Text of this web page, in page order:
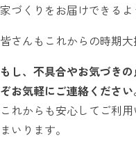
家づくりをお届けできる
皆さんもこれからの時期
もし、不具合やお気づき
ぞお気軽にご連絡ください
これからも安心してご利
まいります。